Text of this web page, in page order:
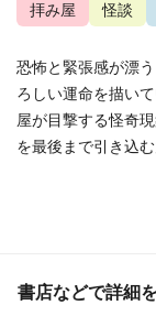
拝み屋 怪談
恐怖と緊張感が漂
ろしい運命を描い
屋が目撃する怪奇
を最後まで引き込む
書店などで詳細